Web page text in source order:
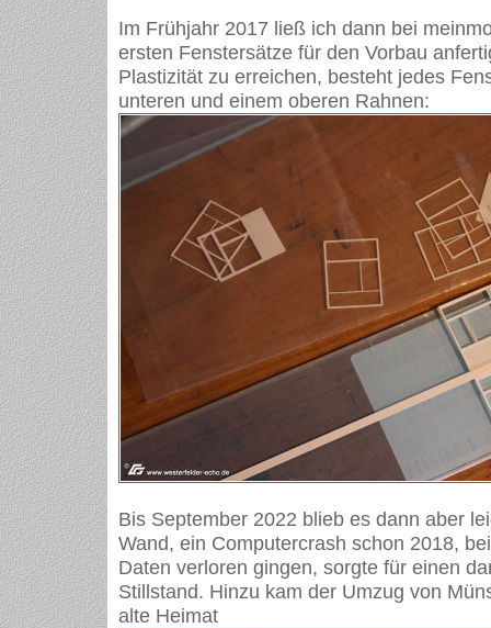
Im Frühjahr 2017 ließ ich dann bei
ersten Fenstersätze für den Vorbau
Plastizität zu erreichen, besteht jedes
unteren und einem oberen Rahnen:
Bis September 2022 blieb es dann aber
Wand, ein Computercrash schon 2018,
Daten verloren gingen, sorgte für einen
Stillstand. Hinzu kam der Umzug von
alte Heimat